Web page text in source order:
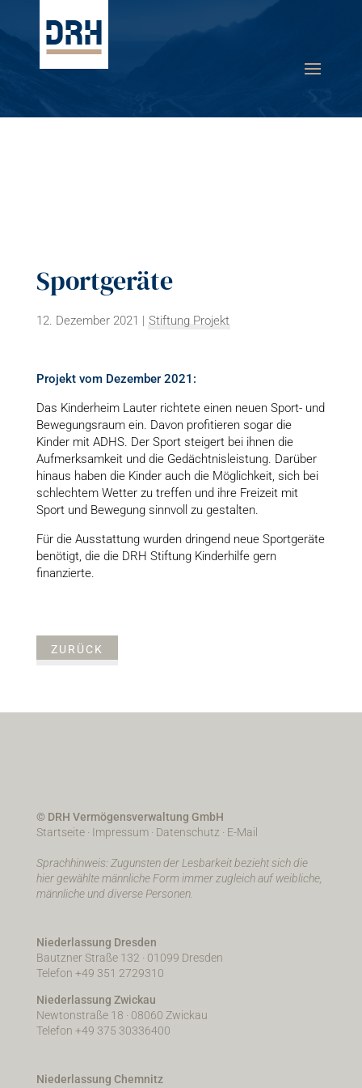
Sportgeräte
12. Dezember 2021 | Stiftung Projekt
Projekt vom Dezember 2021:
Das Kinderheim Lauter richtete einen neuen Sport- und
Bewegungsraum ein. Davon profitieren sogar die
Kinder mit ADHS. Der Sport steigert bei ihnen die
Aufmerksamkeit und die Gedächtnisleistung. Darüber
hinaus haben die Kinder auch die Möglichkeit, sich bei
schlechtem Wetter zu treffen und ihre Freizeit mit
Sport und Bewegung sinnvoll zu gestalten.
Für die Ausstattung wurden dringend neue Sportgeräte
benötigt, die die DRH Stiftung Kinderhilfe gern
finanzierte.
ZURÜCK
© DRH Vermögensverwaltung GmbH
Startseite· Impressum· Datenschutz · E-Mail
Sprachhinweis: Zugunsten der Lesbarkeit bezieht sich die
hier gewählte männliche Form immer zugleich auf weibliche,
männliche und diverse Personen.
Niederlassung Dresden
Bautzner Straße 132 · 01099 Dresden
Telefon +49 351 2729310
Niederlassung Zwickau
Newtonstraße 18 · 08060 Zwickau
Telefon +49 375 30336400
Niederlassung Chemnitz